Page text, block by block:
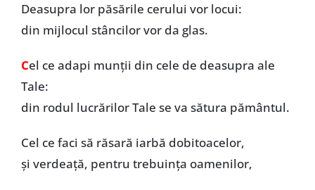
Deasupra lor păsările cerului vor locui:
din mijlocul stâncilor vor da glas.
Cel ce adapi munții din cele de deasupra ale
Tale:
din rodul lucrărilor Tale se va sătura pământul.
Cel ce faci să răsară iarbă dobitoacelor,
și verdeață, pentru trebuința oamenilor,